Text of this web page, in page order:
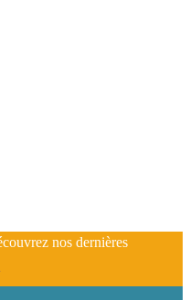
nos dernières